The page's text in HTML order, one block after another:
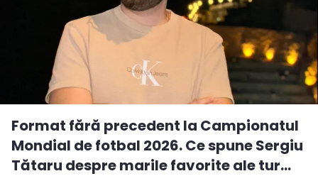
Format fără precedent la Campionatul
Mondial de fotbal 2026. Ce spune Sergiu
Tătaru despre marile favorite ale tur...